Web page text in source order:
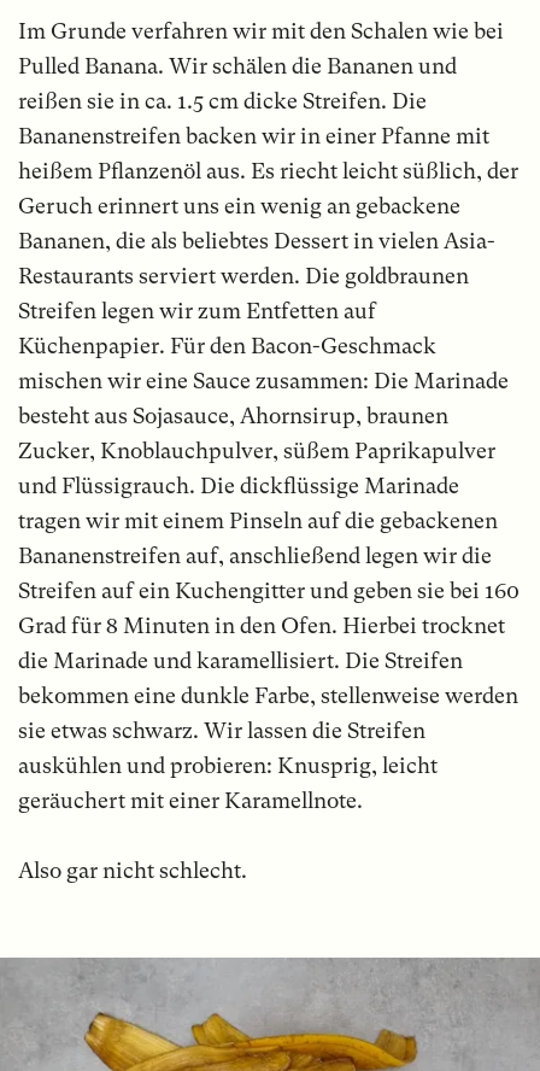
Im Grunde verfahren wir mit den Schalen wie bei
Pulled Banana. Wir schälen die Bananen und
reißen sie in ca. 1.5 cm dicke Streifen. Die
Bananenstreifen backen wir in einer Pfanne mit
heißem Pflanzenöl aus. Es riecht leicht süßlich, der
Geruch erinnert uns ein wenig an gebackene
Bananen, die als beliebtes Dessert in vielen Asia-
Restaurants serviert werden. Die goldbraunen
Streifen legen wir zum Entfetten auf
Küchenpapier. Für den Bacon-Geschmack
mischen wir eine Sauce zusammen: Die Marinade
besteht aus Sojasauce, Ahornsirup, braunen
Zucker, Knoblauchpulver, süßem Paprikapulver
und Flüssigrauch. Die dickflüssige Marinade
tragen wir mit einem Pinseln auf die gebackenen
Bananenstreifen auf, anschließend legen wir die
Streifen auf ein Kuchengitter und geben sie bei 160
Grad für 8 Minuten in den Ofen. Hierbei trocknet
die Marinade und karamellisiert. Die Streifen
bekommen eine dunkle Farbe, stellenweise werden
sie etwas schwarz. Wir lassen die Streifen
auskühlen und probieren: Knusprig, leicht
geräuchert mit einer Karamellnote.
Also gar nicht schlecht.